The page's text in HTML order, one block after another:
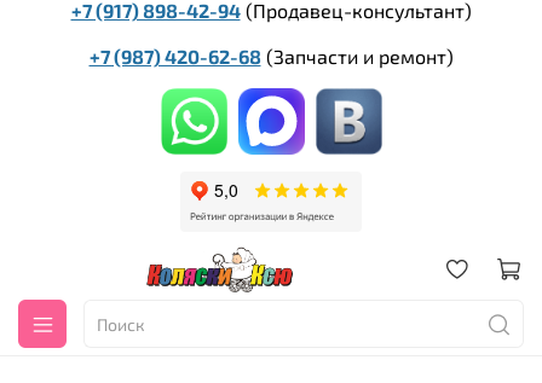
+7 (917) 898-42-94(Продавец-консультант)
+7 (987) 420-62-68 (Запчасти и ремонт)